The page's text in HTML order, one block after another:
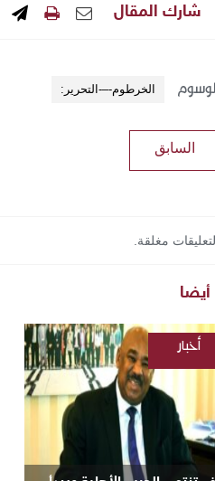
شارك المقال
الخرطوم-–-التحرير:
السابق
مغلقة.
أيضا
أخبار
السودانية
/